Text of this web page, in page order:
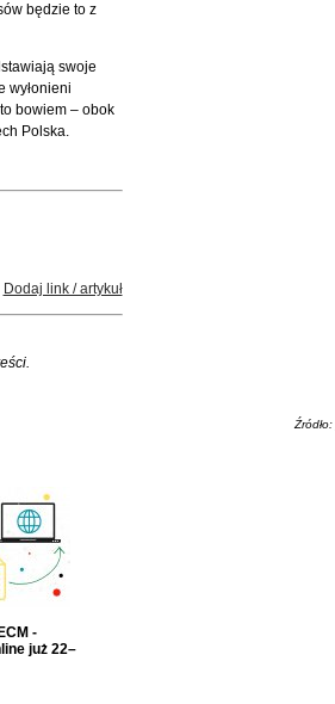
będzie to z
swoje
wyłonieni
bowiem – obok
Polska.
Dodaj link / artykuł
Źródło:
-
już 22–